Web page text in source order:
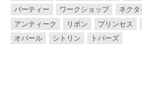
パーティー
ワークショップ ネクタ
アンティーク
リボン プリンセス
オパール
シトリン トパーズ